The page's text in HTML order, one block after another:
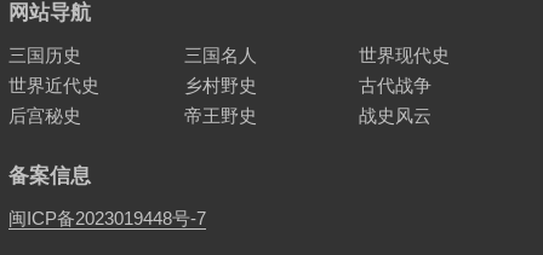
网站导航
三国历史 三国名人
世界现代史
世界近代史
乡村野史
古代战争
后宫秘史
帝王野史 战史风云
备案信息
闽ICP备2023019448号-7